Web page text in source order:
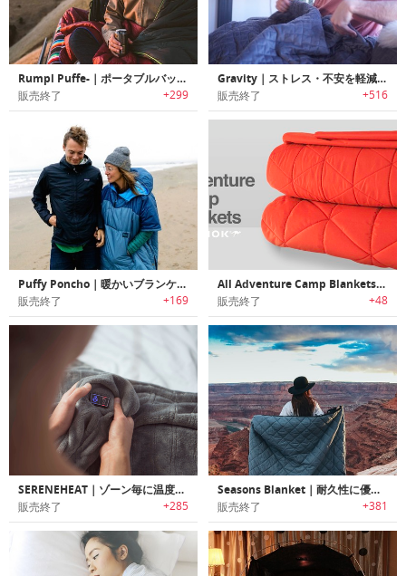
Rumpl Puffe-｜ポータブルバッテリーを使用したヒート機能搭載ブランケット「ランプルパフィー」
販売終了 +299
Gravity｜ストレス・不安を軽減しリラックス効果を高めるブランケット「グラビティ」
販売終了 +516
Puffy Poncho｜暖かいブランケットとしても利用可能なポンチョ「パフィーポンチョ」
販売終了 +169
All Adventure Camp Blankets｜アウトドアで活躍するブランケットシステム
販売終了 +48
SERENEHEAT｜ゾーン毎に温度調整可能なマルチゾーンヒーティング ブランケット「セレーンヒート」
販売終了 +285
Seasons Blanket｜耐久性に優れたウォータープルーフアウトドアブランケット「シーズンズブランケット」
販売終了 +381